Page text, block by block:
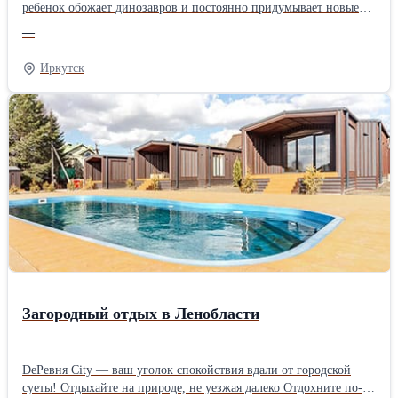
ребенок обожает динозавров и постоянно придумывает новые
собственный доисторический мир с набором для творчества
«Дино 3»! Это не просто раскраска, это целая мастерская
палеонтолога. Внутри вы найдете: Фигурки динозавров из
безопасного материала (готовы к творчеству!); Яркие акриловые
краски; Удобные кисти. Почему стоит выбрать «Дино 3»?
Развивает мелкую моторику и усидчивость. Дает волю
фантазии: какого цвета будет ваш тираннозавр. Отличный
способ провести время вместе с ребенком, придумывая
захватывающие истории для новых друзей. Это идеальный
подарок для маленьких исследователей, которые любят творить
своими руками! Заказывайте прямо сейчас и начинайте творить
—
Иркутск
Загородный отдых в Ленобласти
DeРевня City — ваш уголок спокойствия вдали от городской
суеты! Отдыхайте на природе, не уезжая далеко Отдохните по-